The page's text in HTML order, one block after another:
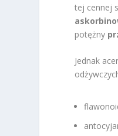
tej cennej
potężny
Jednak